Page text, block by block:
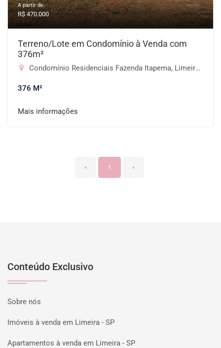
A partir de:
R$ 470.000
Terreno/Lote em Condomínio à Venda com
376m²
Condomínio Residenciais Fazenda Itapema, Limeira-SP
376 M²
Mais informações
‹ 1 ›
Conteúdo Exclusivo
Sobre nós
Imóveis à venda em Limeira - SP
Apartamentos à venda em Limeira - SP